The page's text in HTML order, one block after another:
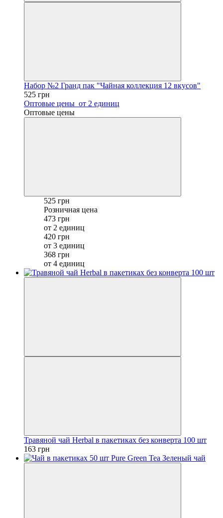
Набор №2 Гранд пак "Чайная коллекция 12 вкусов"
525 грн
Оптовые цены от 2 единиц
Оптовые цены
525 грн
Розничная цена
473 грн
от 2 единиц
420 грн
от 3 единиц
368 грн
от 4 единиц
Травяной чай Herbal в пакетиках без конверта 100 шт
163 грн